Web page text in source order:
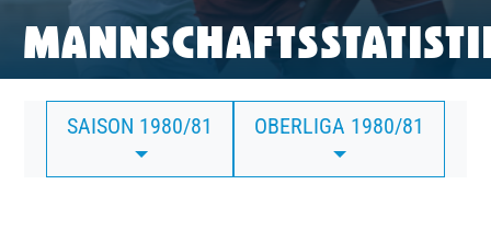
CAMPUS
CLUB
CLUBMITGLIEDSCHAFT
BUSINESS
SAISON 1980/81 OBERLIGA 1980/81